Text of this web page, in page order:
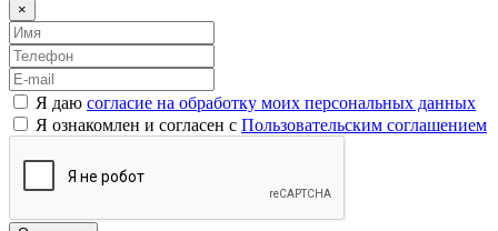
×
Я даю согласие на обработку моих персональных данных
Я ознакомлен и согласен с Пользовательским соглашением